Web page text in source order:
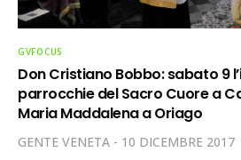
GVFOCUS
Don Cristiano Bobbo: sabato 9
parrocchie del Sacro Cuore a
Maria Maddalena a Oriago
GENTE VENETA 10 DICEMBRE 2017